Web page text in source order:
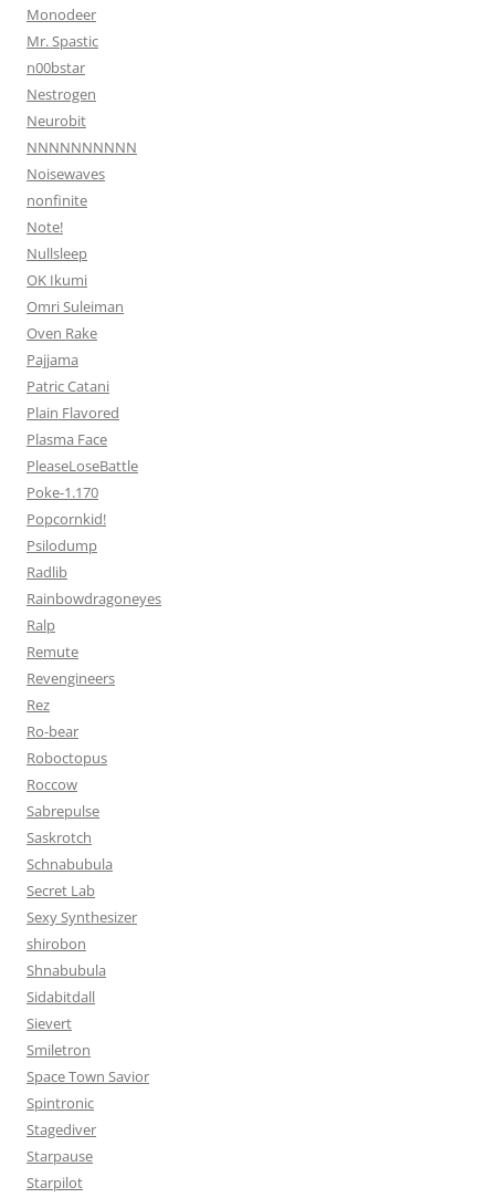
Monodeer
Mr. Spastic
n00bstar
Nestrogen
Neurobit
NNNNNNNNNN
Noisewaves
nonfinite
Note!
Nullsleep
OK Ikumi
Omri Suleiman
Oven Rake
Pajjama
Patric Catani
Plain Flavored
Plasma Face
PleaseLoseBattle
Poke-1.170
Popcornkid!
Psilodump
Radlib
Rainbowdragoneyes
Ralp
Remute
Revengineers
Rez
Ro-bear
Roboctopus
Roccow
Sabrepulse
Saskrotch
Schnabubula
Secret Lab
Sexy Synthesizer
shirobon
Shnabubula
Sidabitdall
Sievert
Smiletron
Space Town Savior
Spintronic
Stagediver
Starpause
Starpilot